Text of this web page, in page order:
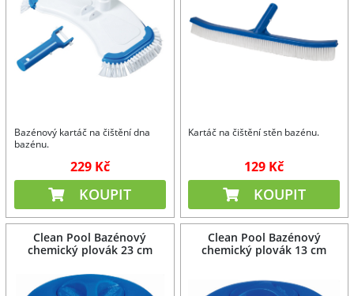
Bazénový kartáč na čištění dna
bazénu.
229 Kč
KOUPIT
Kartáč na čištění stěn bazénu.
129 Kč
KOUPIT
Clean Pool Bazénový
chemický plovák 23 cm
Clean Pool Bazénový
chemický plovák 13 cm